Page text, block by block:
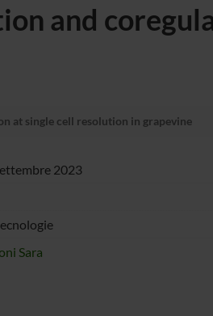
and
at single cell resolution in grapevine
2023
Sara